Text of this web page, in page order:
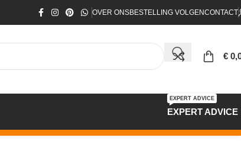
OVER ONSBESTELLING VOLGENCONTACT
€
EXPERT ADVICE
EXPERT ADVICE